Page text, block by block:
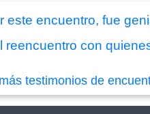
encuentro, fue
con
testimonios de